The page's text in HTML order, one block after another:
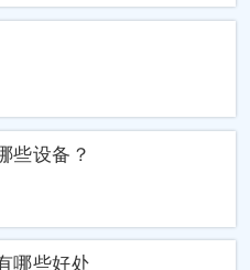
些设备？
哪些好处